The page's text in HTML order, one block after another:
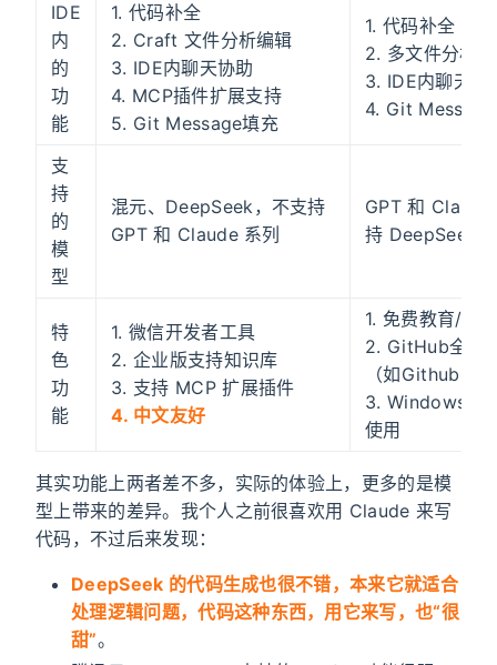
IDE
内
的
功
能
1. 代码补全
2. Craft 文件分析编辑
3. IDE内聊天协助
4. MCP插件扩展支持
5. Git Message填充
1. 代码补全
2. 多文件分析
3. IDE内聊天协
4. Git
支
持
的
模
型
混元、DeepSeek，不支持
GPT 和 Claude 系列
GPT 和
持 DeepSeek
特
色
功
能
1. 微信开发者工具
2. 企业版支持知识库
3. 支持 MCP 扩展插件
4. 中文友好
1. 免费教育/开
2. GitHub全家
（如Github
3. Windows
使用
其实功能上两者差不多，实际的体验上，更多的是模
型上带来的差异。我个人之前很喜欢用 Claude 来写
代码，不过后来发现：
DeepSeek 的代码生成也很不错，本来它就适合
处理逻辑问题，代码这种东西，用它来写，也“很
甜”。